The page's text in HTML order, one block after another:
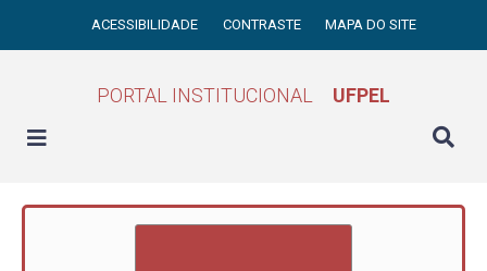
ACESSIBILIDADE CONTRASTE MAPA DO SITE
PORTAL INSTITUCIONAL UFPEL